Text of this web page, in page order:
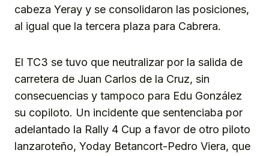
cabeza Yeray y se consolidaron las posiciones,
al igual que la tercera plaza para Cabrera.
El TC3 se tuvo que neutralizar por la salida de
carretera de Juan Carlos de la Cruz, sin
consecuencias y tampoco para Edu González
su copiloto. Un incidente que sentenciaba por
adelantado la Rally 4 Cup a favor de otro piloto
lanzaroteño, Yoday Betancort-Pedro Viera, que